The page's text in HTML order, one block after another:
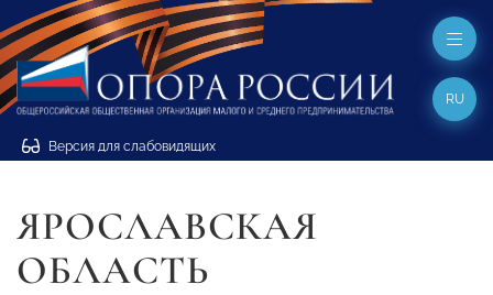
Версия для слабовидящих
RU
ЯРОСЛАВСКАЯ
ОБЛАСТЬ